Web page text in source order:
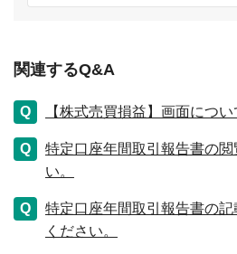
関連するQ&A
【株式売買損益】画面につ
特定口座年間取引報告書の
い。
特定口座年間取引報告書の
ください。